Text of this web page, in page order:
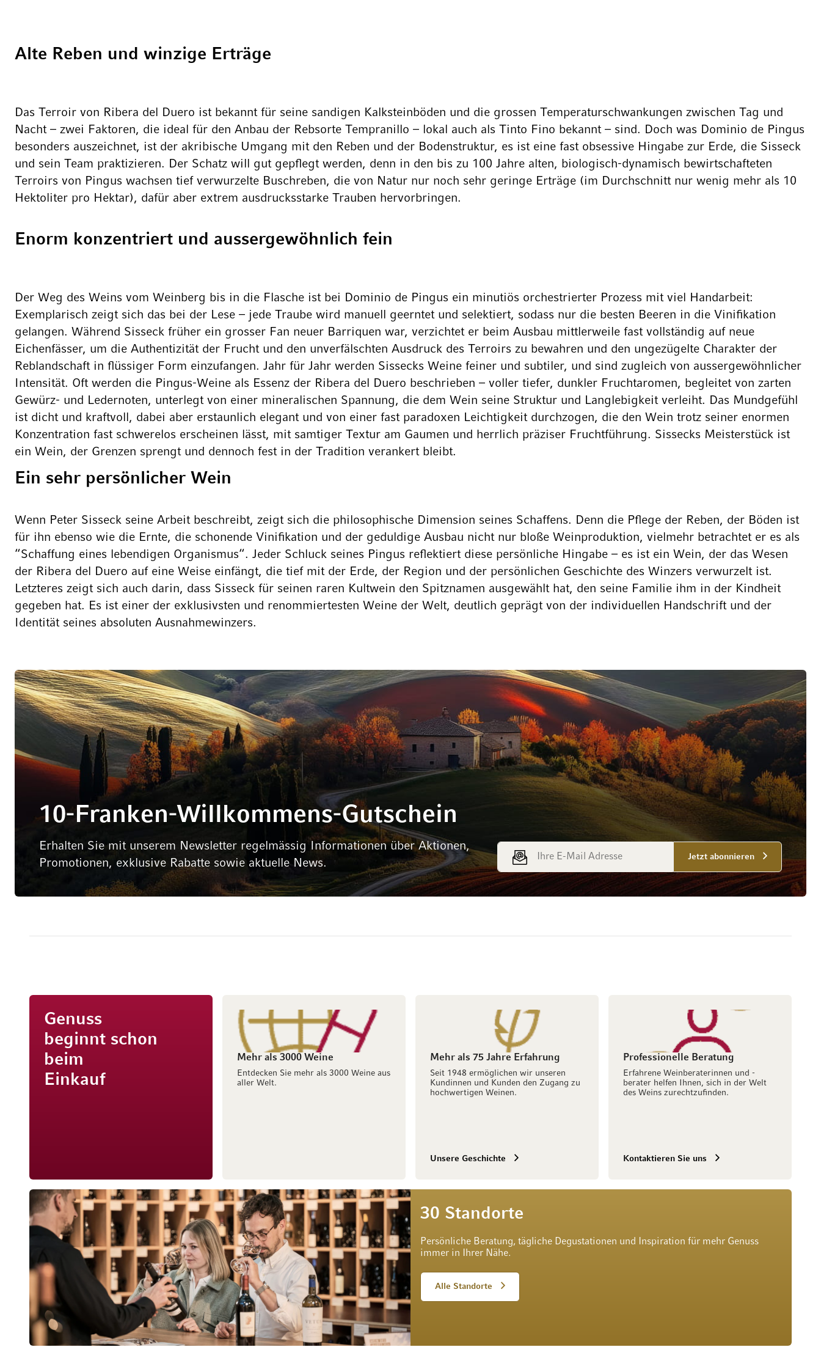
Alte Reben und winzige Erträge
Das Terroir von Ribera del Duero ist bekannt für seine sandigen Kalksteinböden und die grossen Temperaturschwankungen zwischen Tag und
Nacht – zwei Faktoren, die ideal für den Anbau der Rebsorte Tempranillo – lokal auch als Tinto Fino bekannt – sind. Doch was Dominio de Pingus
besonders auszeichnet, ist der akribische Umgang mit den Reben und der Bodenstruktur, es ist eine fast obsessive Hingabe zur Erde, die Sisseck
und sein Team praktizieren. Der Schatz will gut gepflegt werden, denn in den bis zu 100 Jahre alten, biologisch-dynamisch bewirtschafteten
Terroirs von Pingus wachsen tief verwurzelte Buschreben, die von Natur nur noch sehr geringe Erträge (im Durchschnitt nur wenig mehr als 10
Hektoliter pro Hektar), dafür aber extrem ausdrucksstarke Trauben hervorbringen.
Enorm konzentriert und aussergewöhnlich fein
Der Weg des Weins vom Weinberg bis in die Flasche ist bei Dominio de Pingus ein minutiös orchestrierter Prozess mit viel Handarbeit:
Exemplarisch zeigt sich das bei der Lese – jede Traube wird manuell geerntet und selektiert, sodass nur die besten Beeren in die Vinifikation
gelangen. Während Sisseck früher ein grosser Fan neuer Barriquen war, verzichtet er beim Ausbau mittlerweile fast vollständig auf neue
Eichenfässer, um die Authentizität der Frucht und den unverfälschten Ausdruck des Terroirs zu bewahren und den ungezügelte Charakter der
Reblandschaft in flüssiger Form einzufangen. Jahr für Jahr werden Sissecks Weine feiner und subtiler, und sind zugleich von aussergewöhnlicher
Intensität. Oft werden die Pingus-Weine als Essenz der Ribera del Duero beschrieben – voller tiefer, dunkler Fruchtaromen, begleitet von zarten
Gewürz- und Ledernoten, unterlegt von einer mineralischen Spannung, die dem Wein seine Struktur und Langlebigkeit verleiht. Das Mundgefühl
ist dicht und kraftvoll, dabei aber erstaunlich elegant und von einer fast paradoxen Leichtigkeit durchzogen, die den Wein trotz seiner enormen
Konzentration fast schwerelos erscheinen lässt, mit samtiger Textur am Gaumen und herrlich präziser Fruchtführung. Sissecks Meisterstück ist
ein Wein, der Grenzen sprengt und dennoch fest in der Tradition verankert bleibt.
Ein sehr persönlicher Wein
Wenn Peter Sisseck seine Arbeit beschreibt, zeigt sich die philosophische Dimension seines Schaffens. Denn die Pflege der Reben, der Böden ist
für ihn ebenso wie die Ernte, die schonende Vinifikation und der geduldige Ausbau nicht nur bloße Weinproduktion, vielmehr betrachtet er es als
“Schaffung eines lebendigen Organismus“. Jeder Schluck seines Pingus reflektiert diese persönliche Hingabe – es ist ein Wein, der das Wesen
der Ribera del Duero auf eine Weise einfängt, die tief mit der Erde, der Region und der persönlichen Geschichte des Winzers verwurzelt ist.
Letzteres zeigt sich auch darin, dass Sisseck für seinen raren Kultwein den Spitznamen ausgewählt hat, den seine Familie ihm in der Kindheit
gegeben hat. Es ist einer der exklusivsten und renommiertesten Weine der Welt, deutlich geprägt von der individuellen Handschrift und der
Identität seines absoluten Ausnahmewinzers.
10-Franken-Willkommens-Gutschein
Erhalten Sie mit unserem Newsletter regelmässig Informationen über Aktionen,
Promotionen, exklusive Rabatte sowie aktuelle News.
E-Mail Adresse
Jetzt abonnieren
Genuss
beginnt schon
beim
Einkauf
Mehr als 3000 Weine
Entdecken Sie mehr als 3000 Weine aus
aller Welt.
Mehr als 75 Jahre Erfahrung
Seit 1948 ermöglichen wir unseren
Kundinnen und Kunden den Zugang zu
hochwertigen Weinen.
Unsere Geschichte
Professionelle Beratung
Erfahrene Weinberaterinnen und -
berater helfen Ihnen, sich in der Welt
des Weins zurechtzufinden.
Kontaktieren Sie uns
30 Standorte
Persönliche Beratung, tägliche Degustationen und Inspiration für mehr Genuss
immer in Ihrer Nähe.
Alle Standorte